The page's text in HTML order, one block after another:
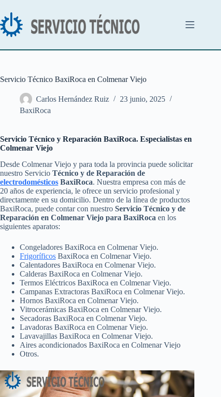
contenido
Servicio Técnico BaxiRoca en Colmenar Viejo
Carlos Hernández Ruiz
23 junio, 2025
BaxiRoca
Servicio Técnico y Reparación BaxiRoca. Especialistas en
Colmenar Viejo
Desde Colmenar Viejo y para toda la provincia puede solicitar
nuestro Servicio Técnico y de Reparación de
electrodomésticos BaxiRoca. Nuestra empresa con más de
20 años de experiencia, le ofrece un servicio profesional y
directamente en su domicilio. Dentro de la línea de productos
BaxiRoca, puede contar con nuestro Servicio Técnico y de
Reparación en Colmenar Viejo para BaxiRoca en los
siguientes aparatos:
Congeladores BaxiRoca en Colmenar Viejo.
Frigoríficos BaxiRoca en Colmenar Viejo.
Calentadores BaxiRoca en Colmenar Viejo.
Calderas BaxiRoca en Colmenar Viejo.
Termos Eléctricos BaxiRoca en Colmenar Viejo.
Campanas Extractoras BaxiRoca en Colmenar Viejo.
Hornos BaxiRoca en Colmenar Viejo.
Vitrocerámicas BaxiRoca en Colmenar Viejo.
Secadoras BaxiRoca en Colmenar Viejo.
Lavadoras BaxiRoca en Colmenar Viejo.
Lavavajillas BaxiRoca en Colmenar Viejo.
Aires acondicionados BaxiRoca en Colmenar Viejo
Otros.